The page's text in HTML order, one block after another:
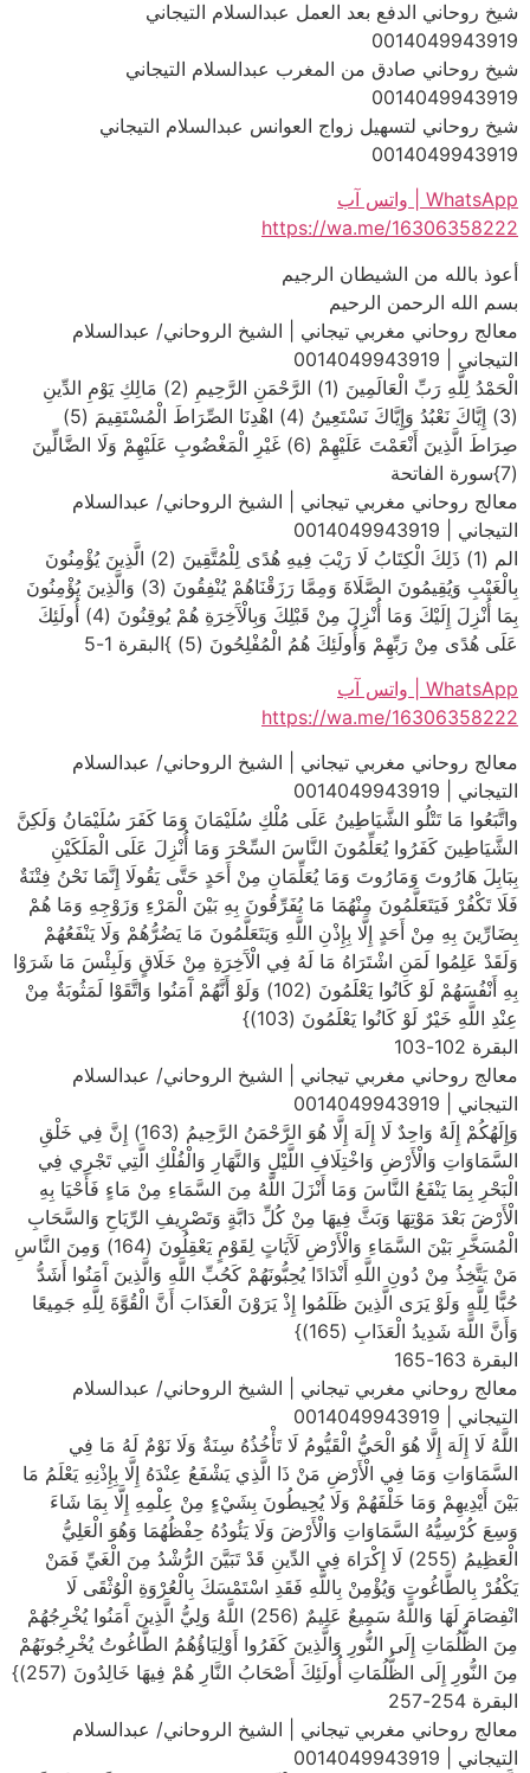
شيخ روحاني الدفع بعد العمل عبدالسلام التيجاني
0014049943919
شيخ روحاني صادق من المغرب عبدالسلام التيجاني
0014049943919
شيخ روحاني لتسهيل زواج العوانس عبدالسلام التيجاني
0014049943919
WhatsApp | واتس آب
https://wa.me/16306358222
أعوذ بالله من الشيطان الرجيم
بسم الله الرحمن الرحيم
معالج روحاني مغربي تيجاني | الشيخ الروحاني/ عبدالسلام
التيجاني | 0014049943919
الْحَمْدُ لِلَّهِ رَبِّ الْعَالَمِينَ (1) الرَّحْمَنِ الرَّحِيمِ (2) مَالِكِ يَوْمِ الدِّينِ
(3) إِيَّاكَ نَعْبُدُ وَإِيَّاكَ نَسْتَعِينُ (4) اهْدِنَا الصِّرَاطَ الْمُسْتَقِيمَ (5)
صِرَاطَ الَّذِينَ أَنْعَمْتَ عَلَيْهِمْ (6) غَيْرِ الْمَغْضُوبِ عَلَيْهِمْ وَلَا الضَّالِّينَ
(7}سورة الفاتحة
معالج روحاني مغربي تيجاني | الشيخ الروحاني/ عبدالسلام
التيجاني | 0014049943919
الم (1) ذَلِكَ الْكِتَابُ لَا رَيْبَ فِيهِ هُدًى لِلْمُتَّقِينَ (2) الَّذِينَ يُؤْمِنُونَ
بِالْغَيْبِ وَيُقِيمُونَ الصَّلَاةَ وَمِمَّا رَزَقْنَاهُمْ يُنْفِقُونَ (3) وَالَّذِينَ يُؤْمِنُونَ
بِمَا أُنْزِلَ إِلَيْكَ وَمَا أُنْزِلَ مِنْ قَبْلِكَ وَبِالْآَخِرَةِ هُمْ يُوقِنُونَ (4) أُولَئِكَ
عَلَى هُدًى مِنْ رَبِّهِمْ وَأُولَئِكَ هُمُ الْمُفْلِحُونَ (5) }البقرة 1-5
WhatsApp | واتس آب
https://wa.me/16306358222
معالج روحاني مغربي تيجاني | الشيخ الروحاني/ عبدالسلام
التيجاني | 0014049943919
واتَّبَعُوا مَا تَتْلُو الشَّيَاطِينُ عَلَى مُلْكِ سُلَيْمَانَ وَمَا كَفَرَ سُلَيْمَانُ وَلَكِنَّ
الشَّيَاطِينَ كَفَرُوا يُعَلِّمُونَ النَّاسَ السِّحْرَ وَمَا أُنْزِلَ عَلَى الْمَلَكَيْنِ
بِبَابِلَ هَارُوتَ وَمَارُوتَ وَمَا يُعَلِّمَانِ مِنْ أَحَدٍ حَتَّى يَقُولَا إِنَّمَا نَحْنُ فِتْنَةٌ
فَلَا تَكْفُرْ فَيَتَعَلَّمُونَ مِنْهُمَا مَا يُفَرِّقُونَ بِهِ بَيْنَ الْمَرْءِ وَزَوْجِهِ وَمَا هُمْ
بِضَارِّينَ بِهِ مِنْ أَحَدٍ إِلَّا بِإِذْنِ اللَّهِ وَيَتَعَلَّمُونَ مَا يَضُرُّهُمْ وَلَا يَنْفَعُهُمْ
وَلَقَدْ عَلِمُوا لَمَنِ اشْتَرَاهُ مَا لَهُ فِي الْآَخِرَةِ مِنْ خَلَاقٍ وَلَبِئْسَ مَا شَرَوْا
بِهِ أَنْفُسَهُمْ لَوْ كَانُوا يَعْلَمُونَ (102) وَلَوْ أَنَّهُمْ آَمَنُوا وَاتَّقَوْا لَمَثُوبَةٌ مِنْ
عِنْدِ اللَّهِ خَيْرٌ لَوْ كَانُوا يَعْلَمُونَ (103)}
البقرة 102-103
معالج روحاني مغربي تيجاني | الشيخ الروحاني/ عبدالسلام
التيجاني | 0014049943919
وَإِلَهُكُمْ إِلَهٌ وَاحِدٌ لَا إِلَهَ إِلَّا هُوَ الرَّحْمَنُ الرَّحِيمُ (163) إِنَّ فِي خَلْقِ
السَّمَاوَاتِ وَالْأَرْضِ وَاخْتِلَافِ اللَّيْلِ وَالنَّهَارِ وَالْفُلْكِ الَّتِي تَجْرِي فِي
الْبَحْرِ بِمَا يَنْفَعُ النَّاسَ وَمَا أَنْزَلَ اللَّهُ مِنَ السَّمَاءِ مِنْ مَاءٍ فَأَحْيَا بِهِ
الْأَرْضَ بَعْدَ مَوْتِهَا وَبَثَّ فِيهَا مِنْ كُلِّ دَابَّةٍ وَتَصْرِيفِ الرِّيَاحِ وَالسَّحَابِ
الْمُسَخَّرِ بَيْنَ السَّمَاءِ وَالْأَرْضِ لَآَيَاتٍ لِقَوْمٍ يَعْقِلُونَ (164) وَمِنَ النَّاسِ
مَنْ يَتَّخِذُ مِنْ دُونِ اللَّهِ أَنْدَادًا يُحِبُّونَهُمْ كَحُبِّ اللَّهِ وَالَّذِينَ آَمَنُوا أَشَدُّ
حُبًّا لِلَّهِ وَلَوْ يَرَى الَّذِينَ ظَلَمُوا إِذْ يَرَوْنَ الْعَذَابَ أَنَّ الْقُوَّةَ لِلَّهِ جَمِيعًا
وَأَنَّ اللَّهَ شَدِيدُ الْعَذَابِ (165)}
البقرة 163-165
معالج روحاني مغربي تيجاني | الشيخ الروحاني/ عبدالسلام
التيجاني | 0014049943919
اللَّهُ لَا إِلَهَ إِلَّا هُوَ الْحَيُّ الْقَيُّومُ لَا تَأْخُذُهُ سِنَةٌ وَلَا نَوْمٌ لَهُ مَا فِي
السَّمَاوَاتِ وَمَا فِي الْأَرْضِ مَنْ ذَا الَّذِي يَشْفَعُ عِنْدَهُ إِلَّا بِإِذْنِهِ يَعْلَمُ مَا
بَيْنَ أَيْدِيهِمْ وَمَا خَلْفَهُمْ وَلَا يُحِيطُونَ بِشَيْءٍ مِنْ عِلْمِهِ إِلَّا بِمَا شَاءَ
وَسِعَ كُرْسِيُّهُ السَّمَاوَاتِ وَالْأَرْضَ وَلَا يَئُودُهُ حِفْظُهُمَا وَهُوَ الْعَلِيُّ
الْعَظِيمُ (255) لَا إِكْرَاهَ فِي الدِّينِ قَدْ تَبَيَّنَ الرُّشْدُ مِنَ الْغَيِّ فَمَنْ
يَكْفُرْ بِالطَّاغُوتِ وَيُؤْمِنْ بِاللَّهِ فَقَدِ اسْتَمْسَكَ بِالْعُرْوَةِ الْوُثْقَى لَا
انْفِصَامَ لَهَا وَاللَّهُ سَمِيعٌ عَلِيمٌ (256) اللَّهُ وَلِيُّ الَّذِينَ آَمَنُوا يُخْرِجُهُمْ
مِنَ الظُّلُمَاتِ إِلَى النُّورِ وَالَّذِينَ كَفَرُوا أَوْلِيَاؤُهُمُ الطَّاغُوتُ يُخْرِجُونَهُمْ
مِنَ النُّورِ إِلَى الظُّلُمَاتِ أُولَئِكَ أَصْحَابُ النَّارِ هُمْ فِيهَا خَالِدُونَ (257)}
البقرة 254-257
معالج روحاني مغربي تيجاني | الشيخ الروحاني/ عبدالسلام
التيجاني | 0014049943919